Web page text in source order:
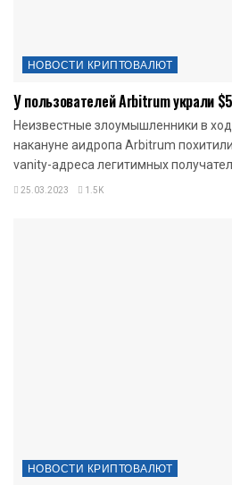
НОВОСТИ КРИПТОВАЛЮТ
У пользователей Arbitrum украли
Неизвестные злоумышленники в
накануне аидропа Arbitrum
vanity-адреса легитимных
25.03.2023 1.5K
НОВОСТИ КРИПТОВАЛЮТ